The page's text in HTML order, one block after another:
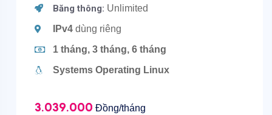
Băng thông: Unlimited
IPv4dùng riêng
1 tháng, 3 tháng, 6 tháng
Systems Operating Linux
3.039.000 Đồng/tháng